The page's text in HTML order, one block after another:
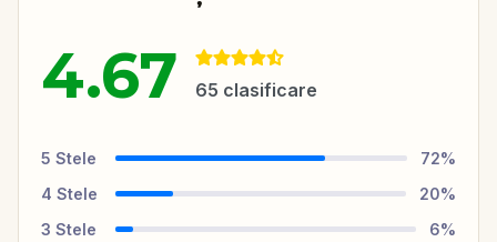
4.67 65 clasificare
5 Stele 72%
4 Stele 20%
3 Stele 6%